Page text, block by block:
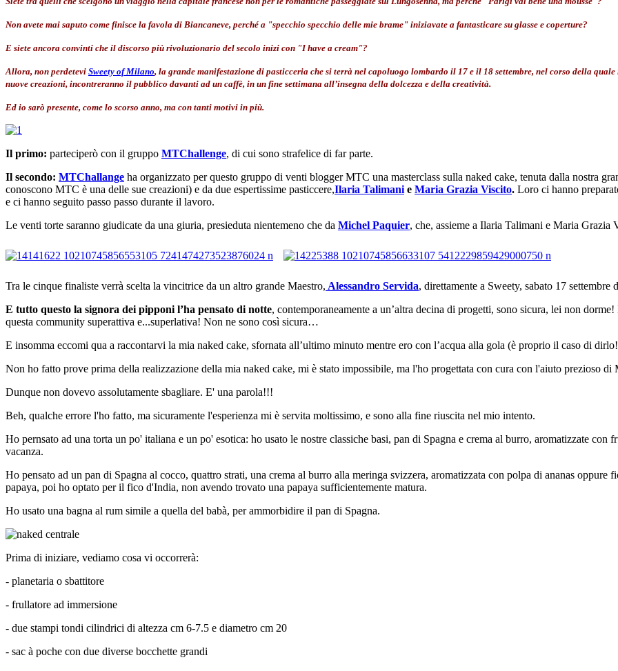
Non avete mai saputo come finisce la favola di Biancaneve, perché a "specchio specchio delle mie brame" iniziavate a fantasticare su glasse e coperture?
E siete ancora convinti che il discorso più rivoluzionario del secolo inizi con "I have a cream"?
Allora, non perdetevi Sweety of Milano, la grande manifestazione di pasticceria che si terrà nel capoluogo lombardo il 17 e il 18 settembre, nel corso della
nuove creazioni, incontreranno il pubblico davanti ad un caffè, in un fine settimana all’insegna della dolcezza e della creatività.
Ed io sarò presente, come lo scorso anno, ma con tanti motivi in più.
Il primo: parteciperò con il gruppo MTChallenge, di cui sono strafelice di far parte.
Il secondo: MTChallange ha organizzato per questo gruppo di venti blogger MTC una masterclass sulla naked cake, tenuta dalla nostra
conoscono MTC è una delle sue creazioni) e da due espertissime pasticcere,Ilaria Talimani e Maria Grazia Viscito. Loro ci hanno
e ci hanno seguito passo passo durante il lavoro.
Le venti torte saranno giudicate da una giuria, presieduta nientemeno che da Michel Paquier, che, assieme a Ilaria Talimani e Maria Grazia
Tra le cinque finaliste verrà scelta la vincitrice da un altro grande Maestro, Alessandro Servida, direttamente a Sweety, sabato 17
E tutto questo la signora dei pipponi l’ha pensato di notte, contemporaneamente a un’altra decina di progetti, sono sicura, lei non
questa community superattiva e...superlativa! Non ne sono così sicura…
E insomma eccomi qua a raccontarvi la mia naked cake, sfornata all’ultimo minuto mentre ero con l’acqua alla gola (è proprio il caso di
Non ho fatto prove prima della realizzazione della mia naked cake, mi è stato impossibile, ma l'ho progettata con cura con l'aiuto prezioso
Dunque non dovevo assolutamente sbagliare. E' una parola!!!
Beh, qualche errore l'ho fatto, ma sicuramente l'esperienza mi è servita moltissimo, e sono alla fine riuscita nel mio intento.
Ho pernsato ad una torta un po' italiana e un po' esotica: ho usato le nostre classiche basi, pan di Spagna e crema al burro, aromatizzate
vacanza.
Ho pensato ad un pan di Spagna al cocco, quattro strati, una crema al burro alla meringa svizzera, aromatizzata con polpa di ananas
papaya, poi ho optato per il fico d'India, non avendo trovato una papaya sufficientemente matura.
Ho usato una bagna al rum simile a quella del babà, per ammorbidire il pan di Spagna.
Prima di iniziare, vediamo cosa vi occorrerà:
- planetaria o sbattitore
- frullatore ad immersione
- due stampi tondi cilindrici di altezza cm 6-7.5 e diametro cm 20
- sac à poche con due diverse bocchette grandi